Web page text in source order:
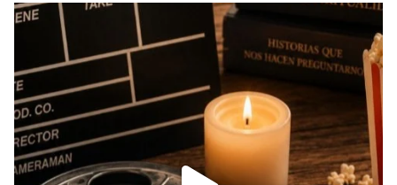
Recupera l'entrevista comp
Vatican
tican News 👇
www.vaticannews.va/es/iglesia/news/2026-
07/carmina-historia-depresion-papa-viaje-
espana-testimoni...
Foto
View on Facebook · Share